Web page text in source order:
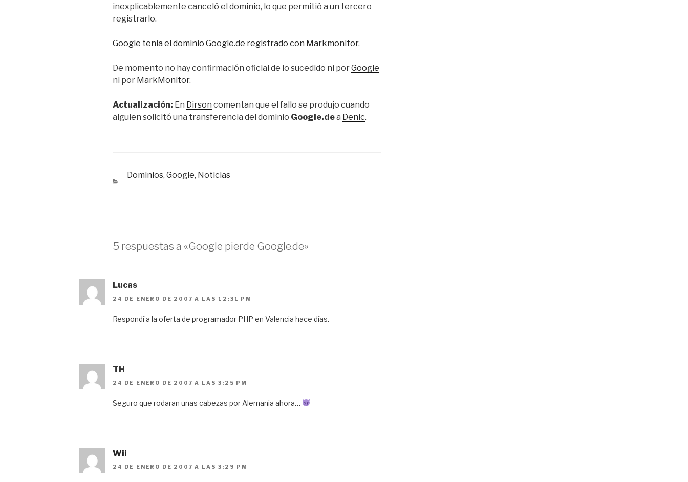
inexplicablemente canceló el dominio, lo que permitió a un tercero
registrarlo.
Google tenia el dominio Google.de registrado con Markmonitor.
De momento no hay confirmación oficial de lo sucedido ni porGoogle
ni por MarkMonitor.
Actualización: En Dirson comentan que el fallo se produjo cuando
alguien solicitó una transferencia del dominio Google.dea Denic.
CATEGORÍAS
Dominios, Google, Noticias
5 respuestas a «Google pierde Google.de»
Lucas
24 DE ENERO DE 2007 A LAS 12:31 PM
Respondí a la oferta de programador PHP en Valencia hace días.
TH
24 DE ENERO DE 2007 A LAS 3:25 PM
Seguro que rodaran unas cabezas por Alemania ahora…
Wii
24 DE ENERO DE 2007 A LAS 3:29 PM